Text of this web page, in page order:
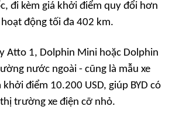
đi kèm giá khởi điểm quy đổi hơn
động tối đa 402 km.
Atto 1, Dolphin Mini hoặc Dolphin
nước ngoài - cũng là mẫu xe
điểm 10.200 USD, giúp BYD có
trường xe điện cỡ nhỏ.